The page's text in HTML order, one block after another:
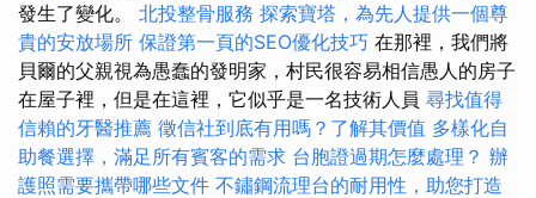
發生了變化。 北投整骨服務 探索寶塔，為先人提供一個尊
貴的安放場所 保證第一頁的SEO優化技巧 在那裡，我們將
貝爾的父親視為愚蠢的發明家，村民很容易相信愚人的房子
在屋子裡，但是在這裡，它似乎是一名技術人員 尋找值得
信賴的牙醫推薦 徵信社到底有用嗎？了解其價值 多樣化自
助餐選擇，滿足所有賓客的需求 台胞證過期怎麼處理？ 辦
護照需要攜帶哪些文件 不鏽鋼流理台的耐用性，助您打造